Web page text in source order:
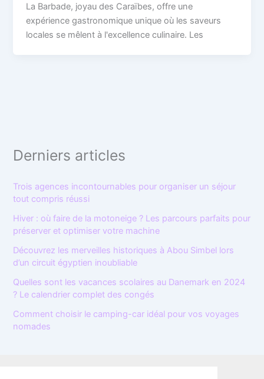
La Barbade, joyau des Caraïbes, offre une
expérience gastronomique unique où les saveurs
locales se mêlent à l'excellence culinaire. Les
Derniers articles
Trois agences incontournables pour organiser un séjour
tout compris réussi
Hiver : où faire de la motoneige ? Les parcours parfaits pour
préserver et optimiser votre machine
Découvrez les merveilles historiques à Abou Simbel lors
d’un circuit égyptien inoubliable
Quelles sont les vacances scolaires au Danemark en 2024
? Le calendrier complet des congés
Comment choisir le camping-car idéal pour vos voyages
nomades